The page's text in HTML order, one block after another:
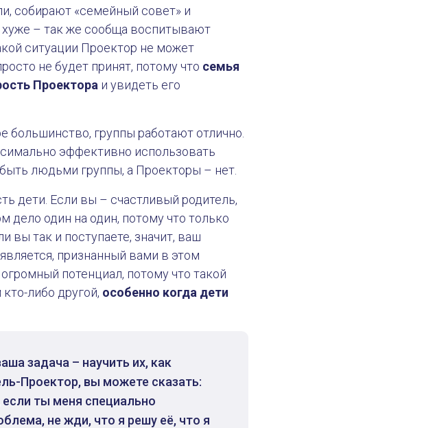
собирают «семейный совет» и
– так же сообща воспитывают
ситуации Проектор не может
не будет принят, потому что семья
Проектора и увидеть его
большинство, группы работают отлично.
эффективно использовать
людьми группы, а Проекторы – нет.
дети. Если вы – счастливый родитель,
дело один на один, потому что только
вы так и поступаете, значит, ваш
признанный вами в этом
потенциал, потому что такой
либо другой, особенно когда дети
задача – научить их, как
Проектор, вы можете сказать:
ты меня специально
не жди, что я решу её, что я